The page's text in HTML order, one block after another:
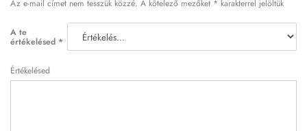
Az e-mail címet nem tesszük közzé. A kötelező mezőket * karakterrel jelöltük
A te
értékelésed *
Értékelésed